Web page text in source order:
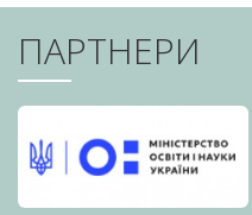
ПАРТНЕРИ